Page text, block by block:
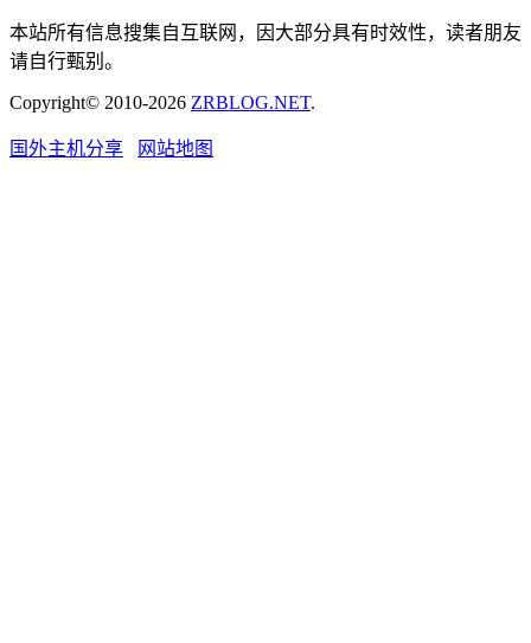
本站所有信息搜集自互联网，因大部分具有时效性，读者朋友
请自行甄别。
Copyright© 2010-2026 ZRBLOG.NET.
国外主机分享 网站地图